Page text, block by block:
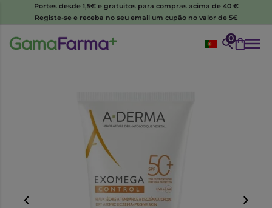
Portes desde 1,5€ e gratuitos para compras acima de 40 €
Registe-se e receba no seu email um cupão no valor de 5€
0